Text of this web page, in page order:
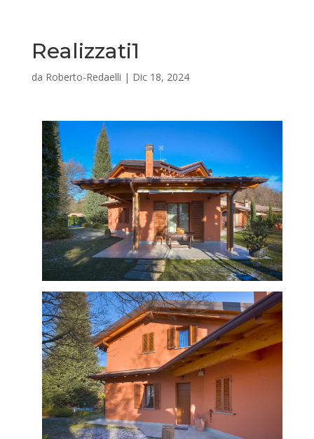
Realizzati1
da Roberto-Redaelli | Dic 18, 2024